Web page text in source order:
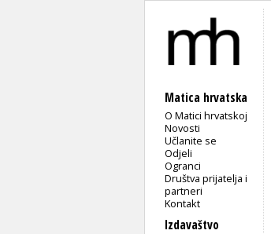
Matica hrvatska
O Matici hrvatskoj
Novosti
Učlanite se
Odjeli
Ogranci
Društva prijatelja i
partneri
Kontakt
Izdavaštvo